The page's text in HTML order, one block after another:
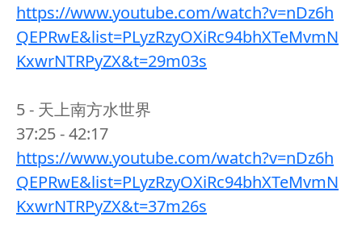
https://www.youtube.com/watch?v=nDz6h
QEPRwE&list=PLyzRzyOXiRc94bhXTeMvmN
KxwrNTRPyZX&t=29m03s
5 - 天上南方水世界
37:25 - 42:17
https://www.youtube.com/watch?v=nDz6h
QEPRwE&list=PLyzRzyOXiRc94bhXTeMvmN
KxwrNTRPyZX&t=37m26s